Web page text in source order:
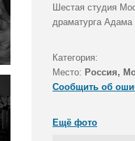
Шестая студия
драматурга Адама
Категория:
Место: Россия,
Сообщить об
Ещё фото